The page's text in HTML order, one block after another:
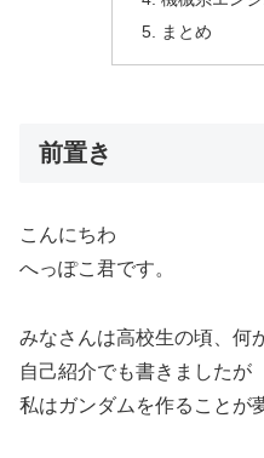
まとめ
前置き
こんにちわ
へっぽこ君です。
みなさんは高校生の頃、何
自己紹介でも書きましたが
私はガンダムを作ることが